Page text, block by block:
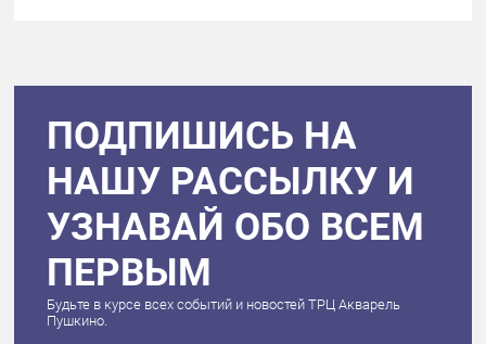
ПОДПИШИСЬ НА
НАШУ РАССЫЛКУ И
УЗНАВАЙ ОБО ВСЕМ
ПЕРВЫМ
Будьте в курсе всех событий и новостей ТРЦ Акварель
Пушкино.